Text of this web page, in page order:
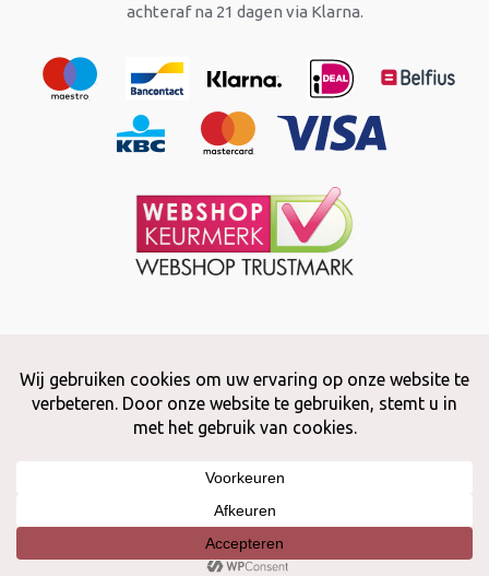
achteraf na 21 dagen via Klarna.
Copyright © 2026 Snuffelstore
Adax BV - 0032 (0)50 66 56 51 -info@snuffelstore.be
Created byWeCodeIT